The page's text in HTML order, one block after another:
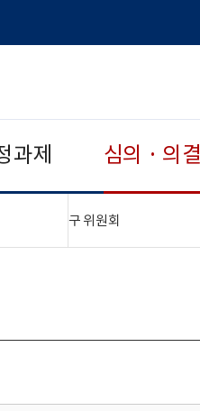
과제 심의 · 의결
구 위원회